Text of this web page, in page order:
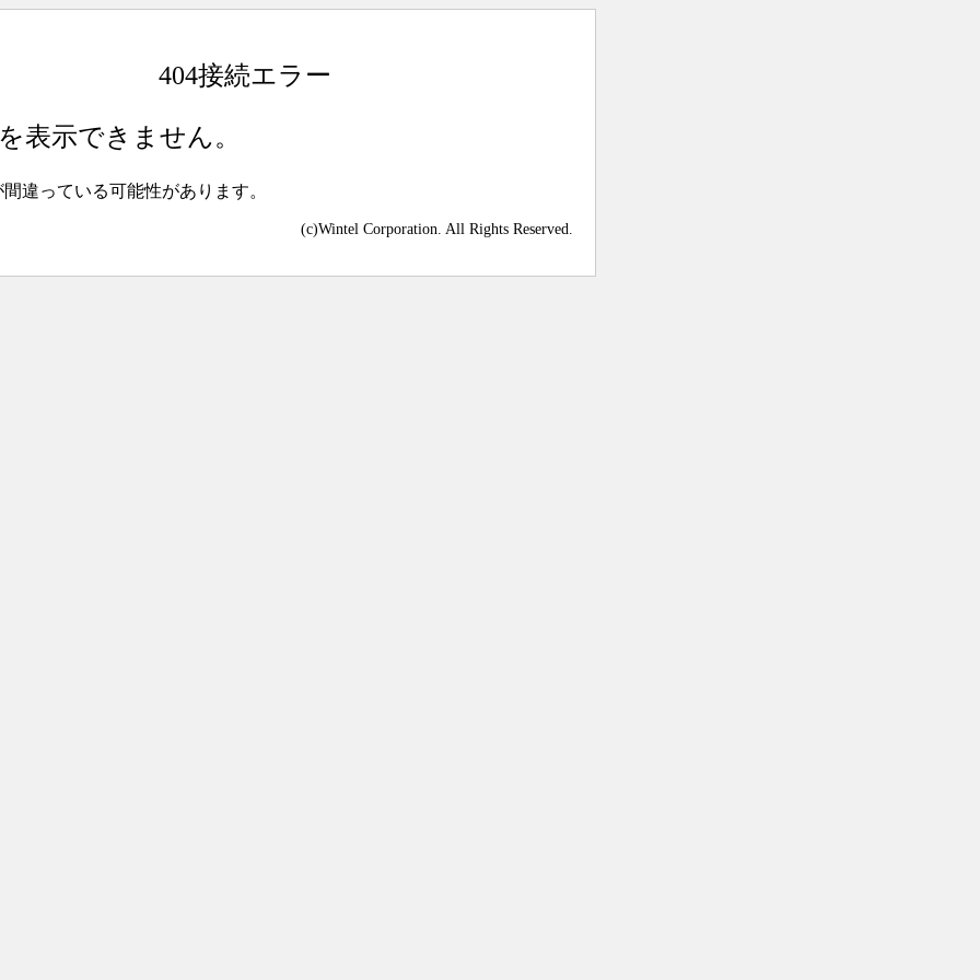
404接続エラー
表示できません。
違っている可能性があります。
(c)Wintel Corporation. All Rights Reserved.